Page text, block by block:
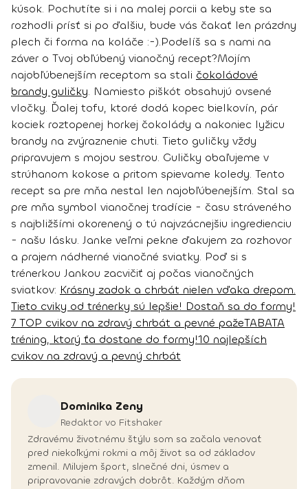
kúsok. Pochutíte si i na malej porcii a keby ste sa
rozhodli prísť si po ďalšiu, bude vás čakať len prázdny
plech či forma na koláče :-).Podelíš sa s nami na
záver o Tvoj obľúbený vianočný recept?Mojím
najobľúbenejším receptom sa stali čokoládové
brandy guličky. Namiesto piškót obsahujú ovsené
vločky. Ďalej tofu, ktoré dodá kopec bielkovín, pár
kociek roztopenej horkej čokolády a nakoniec lyžicu
brandy na zvýraznenie chuti. Tieto guličky vždy
pripravujem s mojou sestrou. Guličky obaľujeme v
strúhanom kokose a pritom spievame koledy. Tento
recept sa pre mňa nestal len najobľúbenejším. Stal sa
pre mňa symbol vianočnej tradície - času stráveného
s najbližšími okorenený o tú najvzácnejšiu ingredienciu
- našu lásku. Janke veľmi pekne ďakujem za rozhovor
a prajem nádherné vianočné sviatky. Poď si s
trénerkou Jankou zacvičiť aj počas vianočných
sviatkov: Krásny zadok a chrbát nielen vďaka drepom.
Tieto cviky od trénerky sú lepšie! Dostaň sa do formy!
7 TOP cvikov na zdravý chrbát a pevné pažeTABATA
tréning, ktorý ťa dostane do formy!10 najlepších
cvikov na zdravý a pevný chrbát
Dominika Zeny
Redaktor vo Fitshaker
Zdravému životnému štýlu som sa začala venovať
pred niekoľkými rokmi a môj život sa od základov
zmenil. Milujem šport, slnečné dni, úsmev a
pripravovanie zdravých dobrôt. Každým dňom